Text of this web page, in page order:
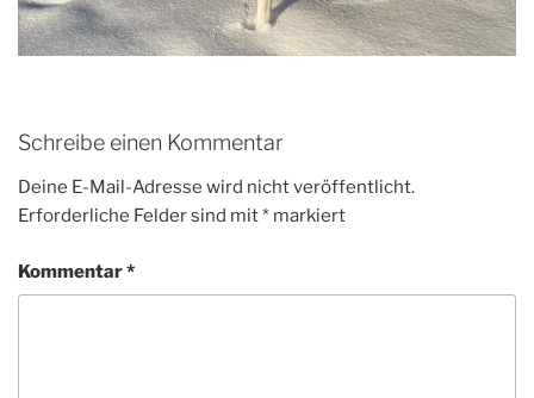
Schreibe einen Kommentar
Deine E-Mail-Adresse wird nicht veröffentlicht.
Erforderliche Felder sind mit* markiert
Kommentar*